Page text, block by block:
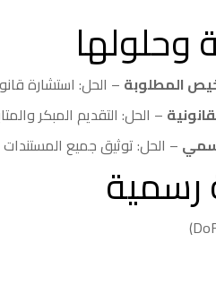
وحلولها
المطلوبة – الحل: استشارة
– الحل: التقديم المبكر
– الحل: توثيق جميع
رسمية